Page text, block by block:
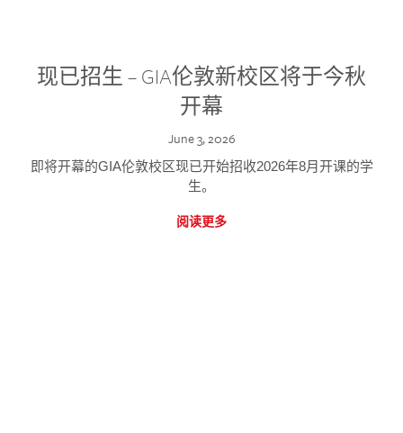
现已招生 – GIA伦敦新校区将于今秋
开幕
June 3, 2026
即将开幕的GIA伦敦校区现已开始招收2026年8月开课的学
生。
阅读更多